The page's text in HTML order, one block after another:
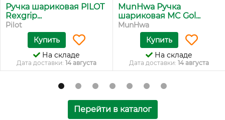
Ручка шариковая PILOT
Rexgrip...
Pilot
Купить
На складе
Дата доставки: 14 августа
MunHwa Ручка
шариковая MC Gol...
MunHwa
Купить
На складе
Дата доставки: 14 августа
Перейти в каталог